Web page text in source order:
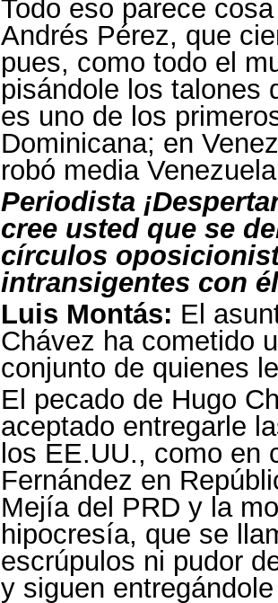
Todo eso parece
Andrés Pérez, que
pues, como todo el
pisándole los talones
es uno de los
Dominicana; en
robó media
Periodista
cree usted que se
círculos
intransigentes con
Luis Montás: El
Chávez ha cometido
conjunto de quienes
El pecado de Hugo
aceptado entregarle
los EE.UU., como en
Fernández en
Mejía del PRD y la
hipocresía, que se
escrúpulos ni pudor
y siguen